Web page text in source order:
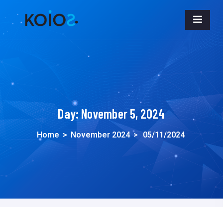
Day: November 5, 2024
Home > November 2024 > 05/11/2024